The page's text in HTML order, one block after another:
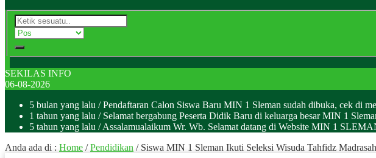
SEKILAS INFO
06-08-2026
5 bulan yang lalu / Pendaftaran Calon Siswa Baru MIN 1 Sleman sudah dibuka, cek di
1 tahun yang lalu / Selamat bergabung Peserta Didik Baru di keluarga besar MIN 1
5 tahun yang lalu / Assalamualaikum Wr. Wb. Selamat datang di Website MIN 1
Anda ada di : Home /Pendidikan / Siswa MIN 1 Sleman Ikuti Seleksi Wisuda Tahfidz